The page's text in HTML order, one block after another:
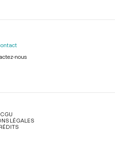
nous
CGU
LÉGALES